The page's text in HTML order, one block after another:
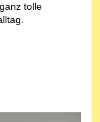
tolle